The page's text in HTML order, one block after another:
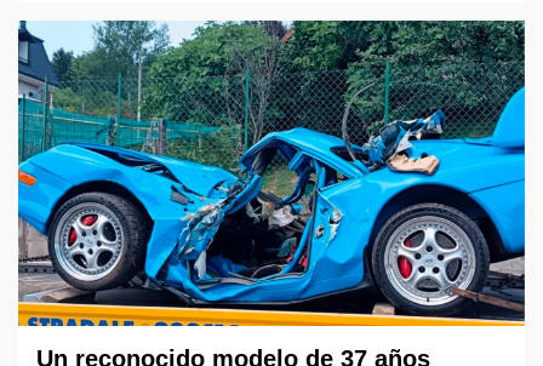
Un reconocido modelo de 37 años